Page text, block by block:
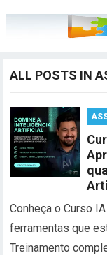
ALL POSTS IN
Conheça o Curso
ferramentas que
Treinamento